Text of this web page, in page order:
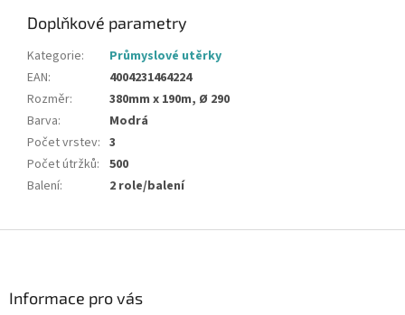
Doplňkové parametry
Kategorie:
Průmyslové utěrky
EAN:
4004231464224
Rozměr:
380mm x 190m, Ø 290
Barva:
Modrá
Počet vrstev: 3
Počet útržků: 500
Balení: 2 role/balení
Informace pro vás